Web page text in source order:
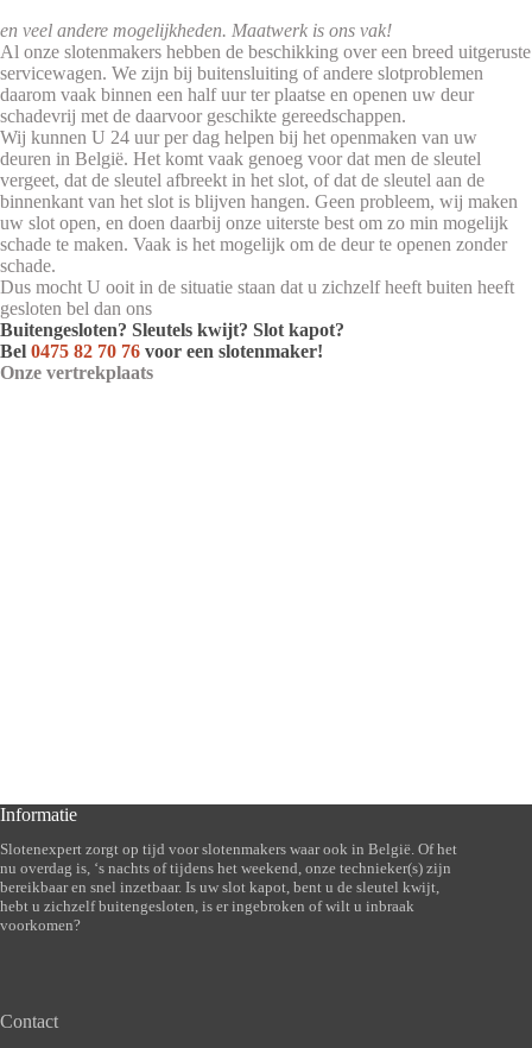
en veel andere mogelijkheden. Maatwerk is ons vak!
Al onze slotenmakers hebben de beschikking over een breed uitgeruste
servicewagen. We zijn bij buitensluiting of andere slotproblemen
daarom vaak binnen een half uur ter plaatse en openen uw deur
schadevrij met de daarvoor geschikte gereedschappen.
Wij kunnen U 24 uur per dag helpen bij het openmaken van uw
deuren in België. Het komt vaak genoeg voor dat men de sleutel
vergeet, dat de sleutel afbreekt in het slot, of dat de sleutel aan de
binnenkant van het slot is blijven hangen. Geen probleem, wij maken
uw slot open, en doen daarbij onze uiterste best om zo min mogelijk
schade te maken. Vaak is het mogelijk om de deur te openen zonder
schade.
Dus mocht U ooit in de situatie staan dat u zichzelf heeft buiten heeft
gesloten bel dan ons
Buitengesloten? Sleutels kwijt? Slot kapot?
Bel 0475 82 70 76 voor een slotenmaker!
Onze vertrekplaats
Informatie
Slotenexpert zorgt op tijd voor slotenmakers waar ook in België. Of het
nu overdag is, ‘s nachts of tijdens het weekend, onze technieker(s) zijn
bereikbaar en snel inzetbaar. Is uw slot kapot, bent u de sleutel kwijt,
hebt u zichzelf buitengesloten, is er ingebroken of wilt u inbraak
voorkomen?
Contact